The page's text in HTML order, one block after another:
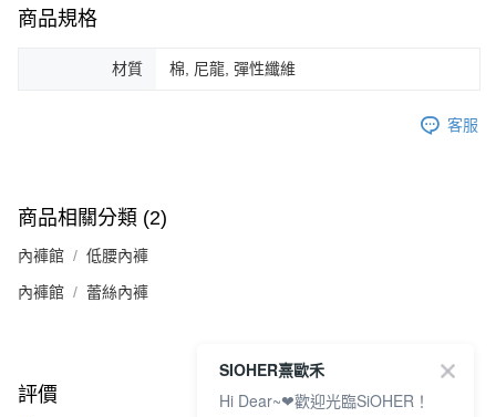
商品規格
材質 棉, 尼龍, 彈性纖維
客服
商品相關分類 (2)
內褲館 低腰內褲
內褲館 蕾絲內褲
評價 查看全部
SIOHER熹歐禾
Hi Dear~❤歡迎光臨SiOHER！